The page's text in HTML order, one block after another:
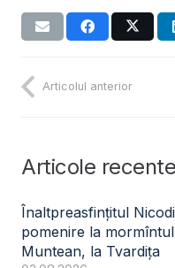
Articolul anterior
Articole recente
Înaltpreasfințitul
pomenire la
Muntean, la Tvardița